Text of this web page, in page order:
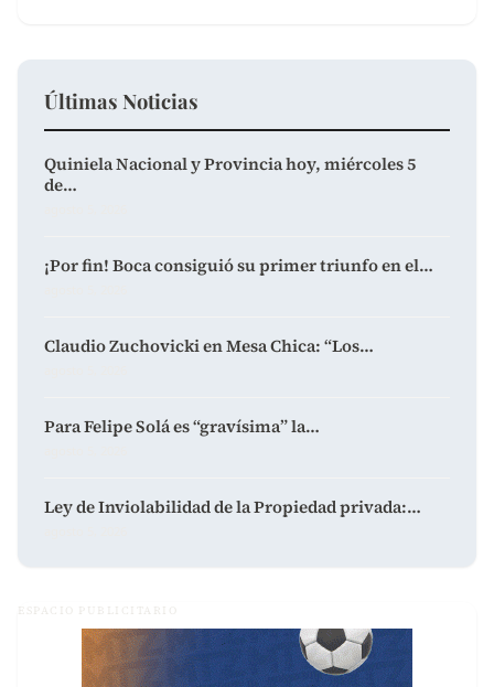
Últimas Noticias
Quiniela Nacional y Provincia hoy, miércoles 5
de…
¡Por fin! Boca consiguió su primer triunfo en el…
Claudio Zuchovicki en Mesa Chica: “Los…
Para Felipe Solá es “gravísima” la…
Ley de Inviolabilidad de la Propiedad privada:…
ESPACIO PUBLICITARIO